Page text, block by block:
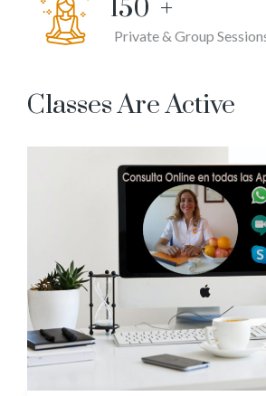
150 +
Private & Group
Classes Are Active